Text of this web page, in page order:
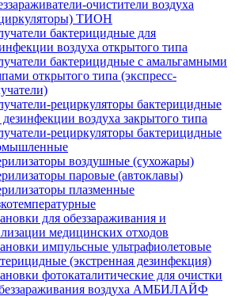
очистители воздуха
ТИОН
бактерицидные для
воздуха открытого типа
бактерицидные с амальгамными
открытого типа (экспресс-
рециркуляторы бактерицидные
дезинфекции воздуха закрытого типа
рециркуляторы бактерицидные
воздушные (сухожары)
паровые (автоклавы)
плазменные
для обеззараживания и
медицинских отходов
импульсные ультрафиолетовые
(экстренная дезинфекция)
фотокаталитические для очистки
воздуха АМБИЛАЙФ